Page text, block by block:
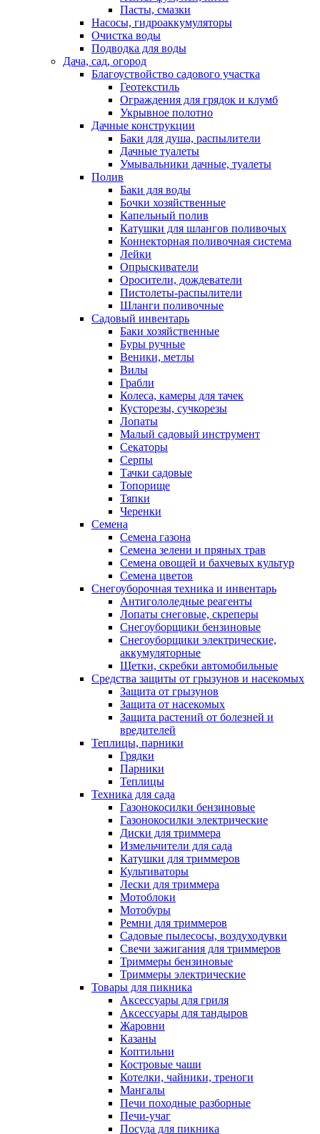
Пасты, смазки
Насосы, гидроаккумуляторы
Очистка воды
Подводка для воды
Дача, сад, огород
Благоуствойство садового участка
Геотекстиль
Ограждения для грядок и клумб
Укрывное полотно
Дачные конструкции
Баки для душа, распылители
Дачные туалеты
Умывальники дачные, туалеты
Полив
Баки для воды
Бочки хозяйственные
Капельный полив
Катушки для шлангов поливочых
Коннекторная поливочная система
Лейки
Опрыскиватели
Оросители, дождеватели
Пистолеты-распылители
Шланги поливочные
Садовый инвентарь
Баки хозяйственные
Буры ручные
Веники, метлы
Вилы
Грабли
Колеса, камеры для тачек
Кусторезы, сучкорезы
Лопаты
Малый садовый инструмент
Секаторы
Серпы
Тачки садовые
Топорище
Тяпки
Черенки
Семена
Семена газона
Семена зелени и пряных трав
Семена овощей и бахчевых культур
Семена цветов
Снегоуборочная техника и инвентарь
Антигололедные реагенты
Лопаты снеговые, скреперы
Снегоуборщики бензиновые
Снегоуборщики электрические,
аккумуляторные
Щетки, скребки автомобильные
Средства защиты от грызунов и насекомых
Защита от грызунов
Защита от насекомых
Защита растений от болезней и
вредителей
Теплицы, парники
Грядки
Парники
Теплицы
Техника для сада
Газонокосилки бензиновые
Газонокосилки электрические
Диски для триммера
Измельчители для сада
Катушки для триммеров
Культиваторы
Лески для триммера
Мотоблоки
Мотобуры
Ремни для триммеров
Садовые пылесосы, воздуходувки
Свечи зажигания для триммеров
Триммеры бензиновые
Триммеры электрические
Товары для пикника
Аксессуары для гриля
Аксессуары для тандыров
Жаровни
Казаны
Коптильни
Костровые чаши
Котелки, чайники, треноги
Мангалы
Печи походные разборные
Печи-учаг
Посуда для пикника